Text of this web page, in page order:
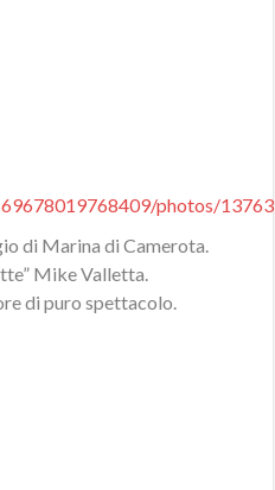
photos/
di Marina di Camerota.
Mike Valletta.
di puro spettacolo.